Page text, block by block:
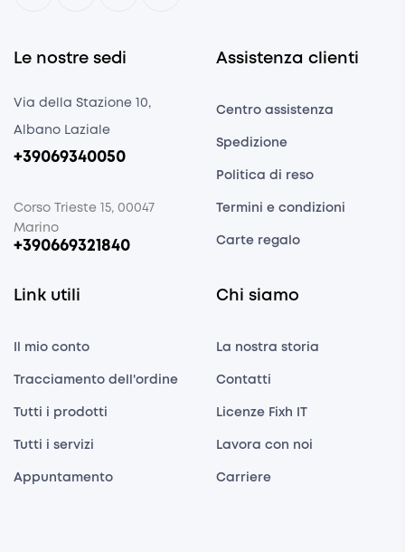
Le nostre sedi
Via della Stazione 10,
Albano Laziale
+39069340050
Corso Trieste 15, 00047
Marino
+390669321840
Assistenza clienti
Centro assistenza
Spedizione
Politica di reso
Termini e condizioni
Carte regalo
Link utili
Il mio conto
Tracciamento dell'ordine
Tutti i prodotti
Tutti i servizi
Appuntamento
Chi siamo
La nostra storia
Contatti
Licenze Fixh IT
Lavora con noi
Carriere